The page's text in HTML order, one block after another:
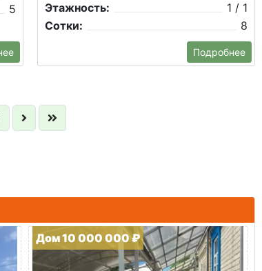
5
Этажность:
1 / 1
Сотки:
8
Подробнее
Дом 10 000 000 ₽